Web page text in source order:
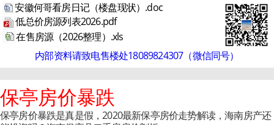
安徽何哥看房日记（楼盘现状）.doc
低总价房源列表2026.pdf
在售房源（2026整理）.xls
内部资料请致电售楼处18089824307（微信同号）
保亭房价暴跌
保亭房价暴跌是真是假，2020最新保亭房价走势解读，海南房产还